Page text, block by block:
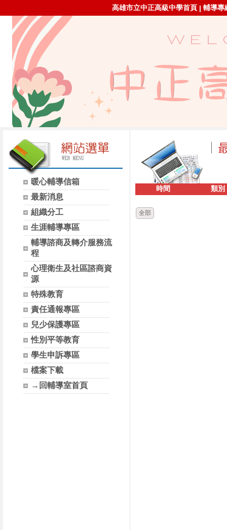
高雄市立中正高級中學首頁 | 輔導專
暖心輔導信箱
最新消息
組織分工
生涯輔導專區
輔導諮商及轉介服務流
程
心理衛生及社區諮商資
源
特殊教育
責任通報專區
兒少保護專區
性別平等教育
學生申訴專區
檔案下載
→回輔導室首頁
時間 類別
全部